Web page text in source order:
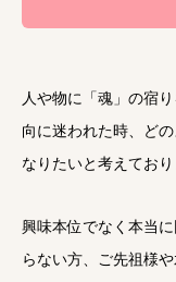
人や物に「魂」の宿
向に迷われた時、ど
なりたいと考えており
興味本位でなく本当
らない方、ご先祖様